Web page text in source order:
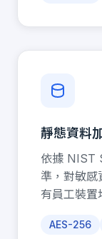
靜態資料
依據 NIST
準，對敏感
有員工裝置
AES-256